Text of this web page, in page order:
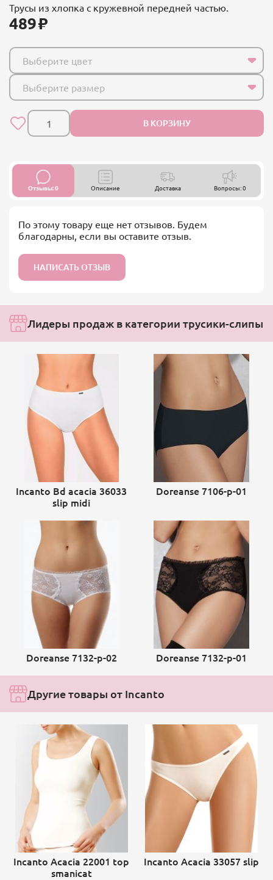
Трусы из хлопка с кружевной передней частью.
489
Выберите цвет
Выберите размер
В КОРЗИНУ
Отзывы: 0 Описание Доставка Вопросы: 0
По этому товару еще нет отзывов. Будем
благодарны, если вы оставите отзыв.
НАПИСАТЬ ОТЗЫВ
Лидеры продаж в категории трусики-слипы
Incanto Bd acacia 36033
slip midi
Doreanse 7106-p-01
Doreanse 7132-p-02 Doreanse 7132-p-01
Другие товары от Incanto
Incanto Acacia 22001 top
smanicat
Incanto Acacia 33057 slip